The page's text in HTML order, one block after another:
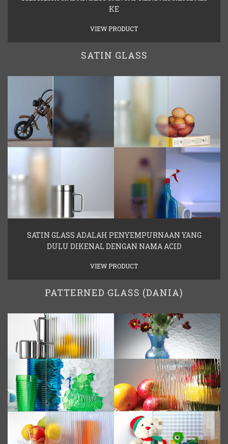
KE
VIEW PRODUCT
SATIN GLASS
SATIN GLASS ADALAH PENYEMPURNAAN YANG
DULU DIKENAL DENGAN NAMA ACID
VIEW PRODUCT
PATTERNED GLASS (DANIA)